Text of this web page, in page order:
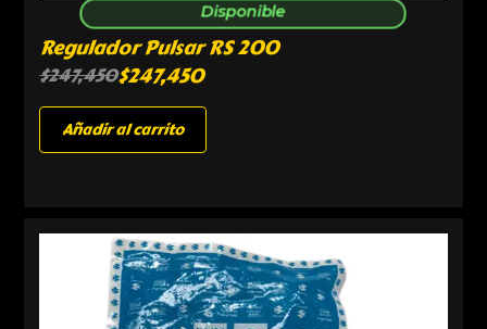
Disponible
Regulador Pulsar RS 200
$247,450$247,450
Añadir al carrito